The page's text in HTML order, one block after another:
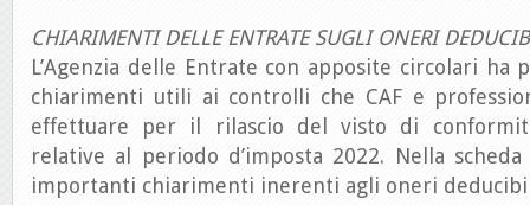
CHIARIMENTI DELLE ENTRATE SUGLI ONERI
L’Agenzia delle Entrate con apposite circolari ha
chiarimenti utili ai controlli che CAF e
effettuare per il rilascio del visto di
relative al periodo d’imposta 2022. Nella
importanti chiarimenti inerenti agli oneri